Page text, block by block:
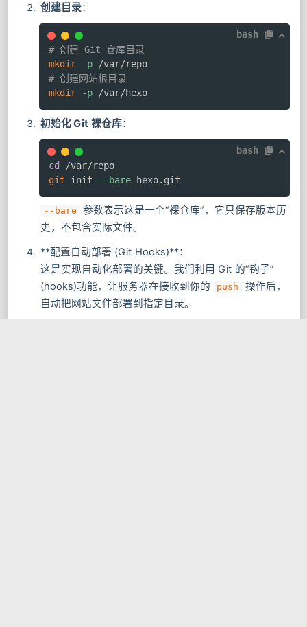
创建目录：
bash
# 创建 Git 仓库目录
mkdir
-p
/var/repo
# 创建网站根目录
mkdir
-p /var/hexo
初始化 Git 裸仓库：
bash
cd
/var/repo
git init --bare hexo.git
--bare
参数表示这是一个“裸仓库”，它只保存版本历
史，不包含实际文件。
**配置自动部署 (Git Hooks)**：
这是实现自动化部署的关键。我们利用 Git 的“钩子”
(hooks)功能，让服务器在接收到你的
push
操作后，
自动把网站文件部署到指定目录。